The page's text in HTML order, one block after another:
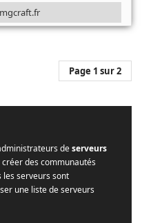
Page 1 sur 2
deserveurs
créer des communautés
les serveurs sont
une liste de serveurs